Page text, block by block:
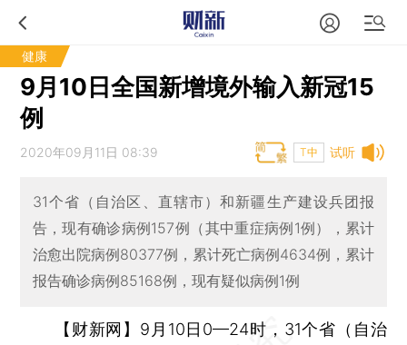
健康
9月10日全国新增境外输入新冠15
例
试听
2020年09月11日 08:39 T中
31个省（自治区、直辖市）和新疆生产建设兵团报
告，现有确诊病例157例（其中重症病例1例），累计
治愈出院病例80377例，累计死亡病例4634例，累计
报告确诊病例85168例，现有疑似病例1例
【财新网】 9月10日0—24时，31个省（自治